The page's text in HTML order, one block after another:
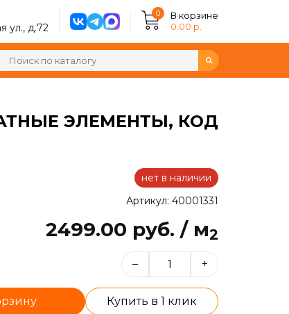
ул., д.72
0
В корзине
0.00 р.
ЭЛЕМЕНТЫ, КОД
нет в наличии
Артикул: 40001331
2499.00 руб. / м2
– +
Купить в 1 клик